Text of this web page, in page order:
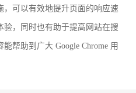
可以有效地提升页面的响应速
验，同时也有助于提高网站在搜
帮助到广大 Google Chrome 用